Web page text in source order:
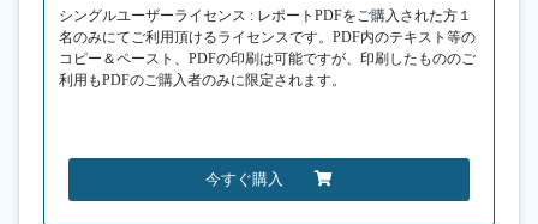
シングルユーザーライセンス : レポートPDFをご購入された方１
名のみにてご利用頂けるライセンスです。PDF内のテキスト等の
コピー＆ペースト、PDFの印刷は可能ですが、印刷したもののご
利用もPDFのご購入者のみに限定されます。
今すぐ購入